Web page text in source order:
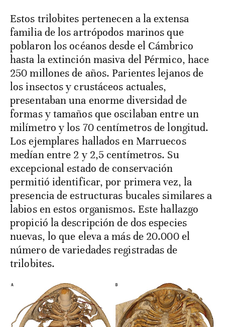
Estos trilobites pertenecen a la extensa
familia de los artrópodos marinos que
poblaron los océanos desde el Cámbrico
hasta la extinción masiva del Pérmico, hace
250 millones de años. Parientes lejanos de
los insectos y crustáceos actuales,
presentaban una enorme diversidad de
formas y tamaños que oscilaban entre un
milímetro y los 70 centímetros de longitud.
Los ejemplares hallados en Marruecos
medían entre 2 y 2,5 centímetros. Su
excepcional estado de conservación
permitió identificar, por primera vez, la
presencia de estructuras bucales similares a
labios en estos organismos. Este hallazgo
propició la descripción de dos especies
nuevas, lo que eleva a más de 20.000 el
número de variedades registradas de
trilobites.